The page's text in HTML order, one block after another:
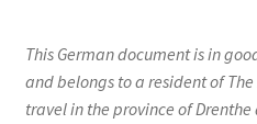
This German document is in
and belongs to a resident of
travel in the province of